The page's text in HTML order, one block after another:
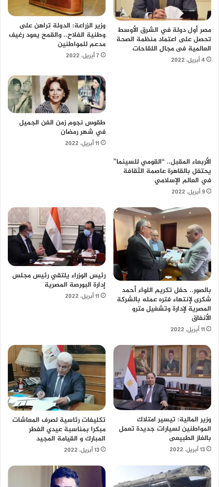
مصر أول دولة في الشرق الأوسط
تحصل على اعتماد منظمة الصحة
العالمية فى مجال اللقاحات
4 أبريل، 2022
وزير الزراعة: الدولة تراهن على
وطنية الفلاح.. والقمح يعود رغيف
مدعم للمواطنين
7 أبريل، 2022
الأربعاء المقبل.. “القومي للسينما”
يحتفل بالقاهرة عاصمة الثقافة
في العالم الإسلامي
9 أبريل، 2022
طقوس نجوم زمن الفن الجميل
في شهر رمضان
11 أبريل، 2022
بالصور.. حفل تكريم اللواء أحمد
شكرى لإنتهاء فتره عمله بالشركة
المصرية لإدارة وتشغيل مترو
الأنفاق
11 أبريل، 2022
رئيس الوزراء يلتقي رئيس مجلس
إدارة البورصة المصرية
11 أبريل، 2022
وزير المالية: تيسير امتلاك
المواطنين لسيارات جديدة تعمل
بالغاز الطبيعى
13 أبريل، 2022
تكليفات رئاسية لصرف المعاشات
مبكرا بمناسبة عيدي الفطر
المبارك و القيامة المجيد
13 أبريل، 2022